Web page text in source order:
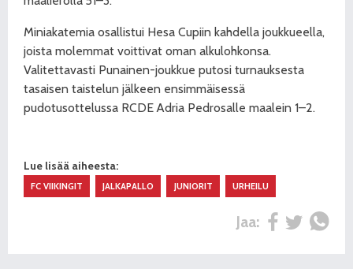
Miniakatemia osallistui Hesa Cupiin kahdella joukkueella,
joista molemmat voittivat oman alkulohkonsa.
Valitettavasti Punainen-joukkue putosi turnauksesta
tasaisen taistelun jälkeen ensimmäisessä
pudotusottelussa RCDE Adria Pedrosalle maalein 1–2.
Lue lisää aiheesta:
FC VIIKINGIT JALKAPALLO JUNIORIT URHEILU
Jaa: